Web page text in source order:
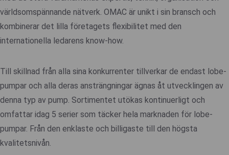
världsomspännande nätverk. OMAC är unikt i sin bransch och
kombinerar det lilla företagets flexibilitet med den
internationella ledarens know-how.
Till skillnad från alla sina konkurrenter tillverkar de endast lobe-
pumpar och alla deras ansträngningar ägnas åt utvecklingen av
denna typ av pump. Sortimentet utökas kontinuerligt och
omfattar idag 5 serier som täcker hela marknaden för lobe-
pumpar. Från den enklaste och billigaste till den högsta
kvalitetsnivån.